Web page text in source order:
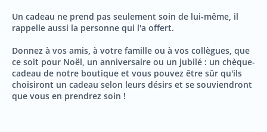
Un cadeau ne prend pas seulement soin de lui-même, il
rappelle aussi la personne qui l'a offert.
Donnez à vos amis, à votre famille ou à vos collègues, que
ce soit pour Noël, un anniversaire ou un jubilé : un chèque-
cadeau de notre boutique et vous pouvez être sûr qu'ils
choisiront un cadeau selon leurs désirs et se souviendront
que vous en prendrez soin !